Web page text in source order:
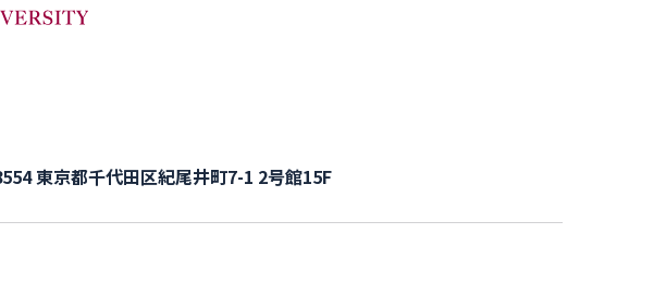
東京都千代田区紀尾井町7-1 2号館15F